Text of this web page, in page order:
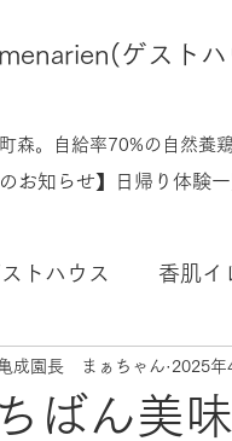
ゲストハ
森。自給率70%の自然養
お知らせ】日帰り体験
トハウス 香肌イ
生き物たちのこと
ばん美
成園長 まぁちゃん 2025年